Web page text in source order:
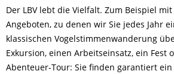
Der LBV lebt die Vielfalt. Zum Beispiel
Angeboten, zu denen wir Sie jedes Jahr
klassischen Vogelstimmenwanderung
Exkursion, einen Arbeitseinsatz, ein Fest
Abenteuer-Tour: Sie finden garantiert